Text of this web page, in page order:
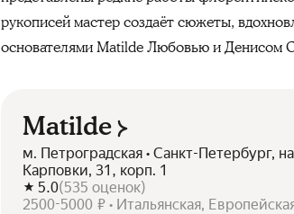
рукописей мастер создаёт сюжеты,
основателями Matilde Любовью и Денисом
Matilde
м. Петроградская • Санкт-Петербург,
Карповки, 31, корп. 1
5.0(535 оценок)
2500-5000 ₽ • Итальянская,